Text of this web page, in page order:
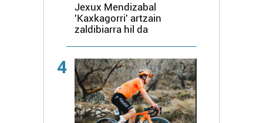
Jexux Mendizabal
'Kaxkagorri' artzain
zaldibiarra hil da
4